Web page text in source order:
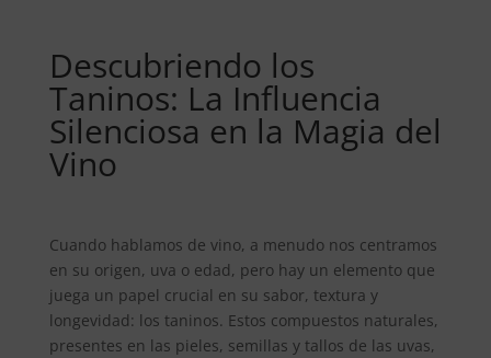
Descubriendo los
Taninos: La Influencia
Silenciosa en la Magia del
Vino
Cuando hablamos de vino, a menudo nos centramos
en su origen, uva o edad, pero hay un elemento que
juega un papel crucial en su sabor, textura y
longevidad: los taninos. Estos compuestos naturales,
presentes en las pieles, semillas y tallos de las uvas,